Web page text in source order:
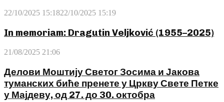
22/10/2025 15:1822/10/2025 15:19
In memoriam: Dragutin Veljković (1955–2025)
21/08/2025 21:06
Делови Моштију Светог Зосима и Јакова
туманских биће пренете у Цркву Свете Петке
у Мајдеву, од 27. до 30. октобра